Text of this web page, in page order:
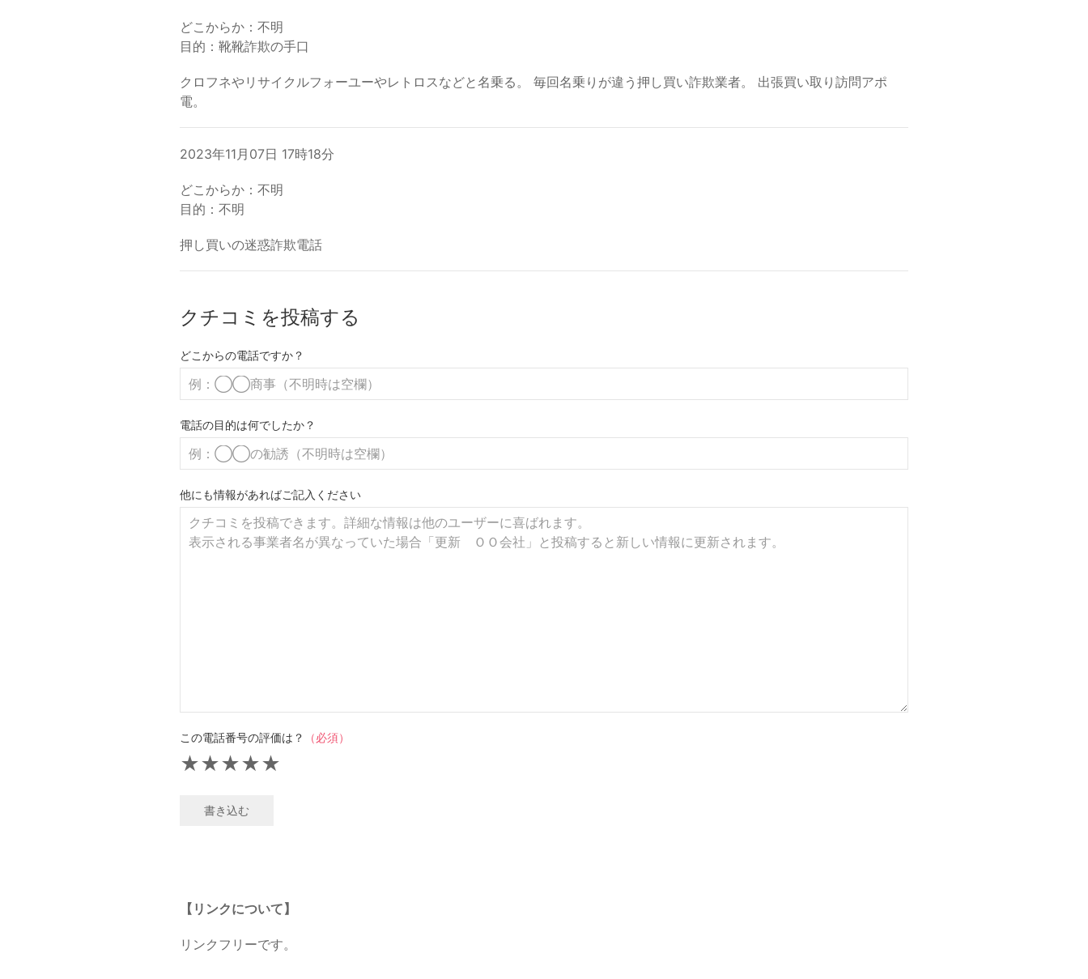
どこからか：不明
目的：靴靴詐欺の手口
クロフネやリサイクルフォーユーやレトロスなどと名乗る。 毎回名乗りが違う押し買い詐欺業者。 出張買い取り訪問アポ
電。
2023年11月07日 17時18分
どこからか：不明
目的：不明
押し買いの迷惑詐欺電話
クチコミを投稿する
どこからの電話ですか？
電話の目的は何でしたか？
他にも情報があればご記入ください
この電話番号の評価は？ （必須）
★
★
★
★
★
書き込む
【リンクについて】
リンクフリーです。